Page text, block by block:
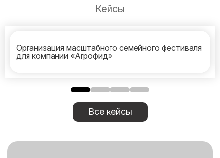
Кейсы
Организация масштабного семейного фестиваля
для компании «Агрофид»
Все кейсы